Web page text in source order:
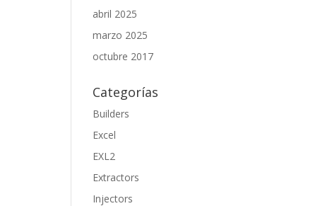
abril 2025
marzo 2025
octubre 2017
Categorías
Builders
Excel
EXL2
Extractors
Injectors